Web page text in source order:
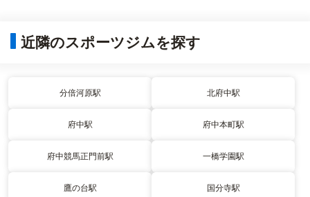
近隣のスポーツジムを探す
分倍河原駅 北府中駅
府中駅 府中本町駅
府中競馬正門前駅 一橋学園駅
鷹の台駅 国分寺駅